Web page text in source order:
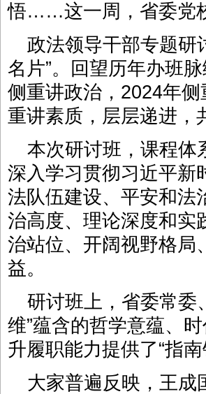
悟……这一周，省委党
政法领导干部专题研
名片”。回望历年办班
侧重讲政治，2024年
重讲素质，层层递进，
本次研讨班，课程体
深入学习贯彻习近平新
法队伍建设、平安和法
治高度、理论深度和实
治站位、开阔视野格局
益。
研讨班上，省委常委
维”蕴含的哲学意蕴、
升履职能力提供了“指南
大家普遍反映，王成